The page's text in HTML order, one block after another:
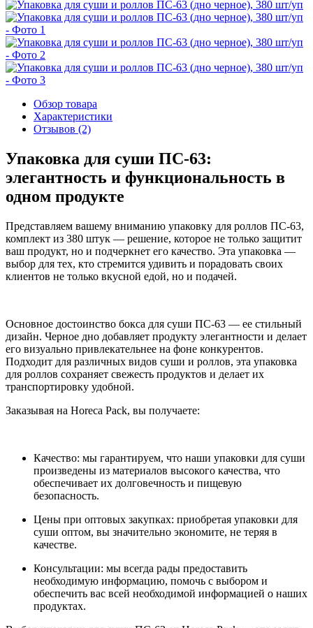
Обзор товара
Характеристики
Отзывов (2)
Упаковка для суши ПС-63:
элегантность и функциональность в
одном продукте
Представляем вашему вниманию упаковку для роллов ПС-63,
комплект из 380 штук — решение, которое не только защитит
ваш продукт, но и подчеркнет его качество. Эта упаковка —
выбор для тех, кто стремится удивить и порадовать своих
клиентов не только вкусной едой, но и подачей.
Основное достоинство бокса для суши ПС-63 — ее стильный
дизайн. Черное дно добавляет продукту элегантности и делает
его визуально привлекательнее на фоне конкурентов.
Подходит для различных видов суши и роллов, эта упаковка
для роллов сохраняет свежесть продуктов и делает их
транспортировку удобной.
Заказывая на Horeca Pack, вы получаете:
Качество: мы гарантируем, что наши упаковки для суши
произведены из материалов высокого качества, что
обеспечивает их долговечность и пищевую
безопасность.
Цены при оптовых закупках: приобретая упаковки для
суши оптом, вы значительно экономите, не теряя в
качестве.
Консультации: мы всегда рады предоставить
необходимую информацию, помочь с выбором и
обеспечить вас всей необходимой информацией о наших
продуктах.